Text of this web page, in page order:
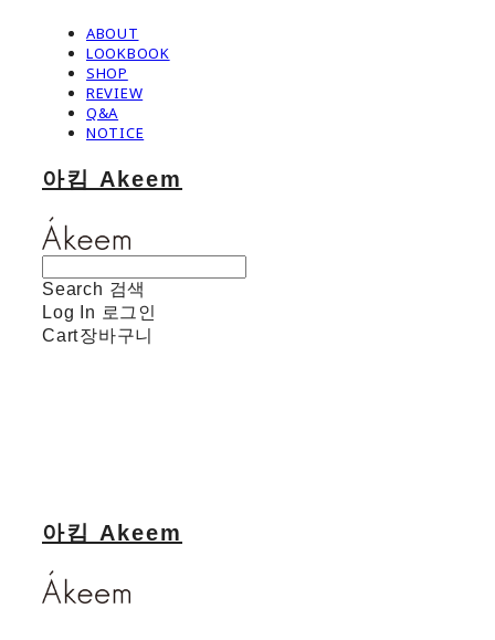
ABOUT
LOOKBOOK
SHOP
REVIEW
Q&A
NOTICE
아킴 Akeem
Search 검색
Log In 로그인
Cart장바구니
아킴 Akeem